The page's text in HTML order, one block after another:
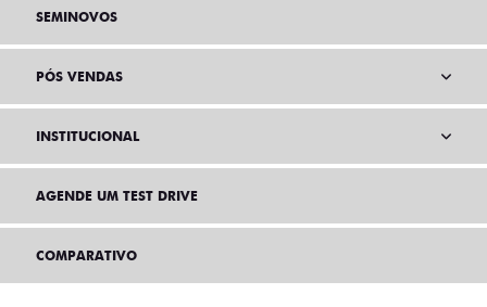
SEMINOVOS
PÓS VENDAS
INSTITUCIONAL
AGENDE UM TEST DRIVE
COMPARATIVO